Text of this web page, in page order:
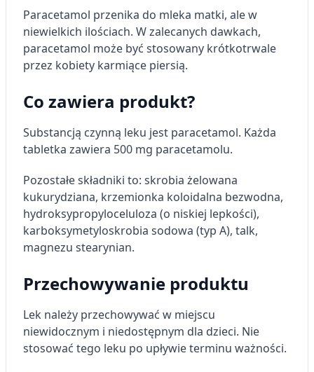
Paracetamol przenika do mleka matki, ale w
niewielkich ilościach. W zalecanych dawkach,
paracetamol może być stosowany krótkotrwale
przez kobiety karmiące piersią.
Co zawiera produkt?
Substancją czynną leku jest paracetamol. Każda
tabletka zawiera 500 mg paracetamolu.
Pozostałe składniki to: skrobia żelowana
kukurydziana, krzemionka koloidalna bezwodna,
hydroksypropyloceluloza (o niskiej lepkości),
karboksymetyloskrobia sodowa (typ A), talk,
magnezu stearynian.
Przechowywanie produktu
Lek należy przechowywać w miejscu
niewidocznym i niedostępnym dla dzieci. Nie
stosować tego leku po upływie terminu ważności.